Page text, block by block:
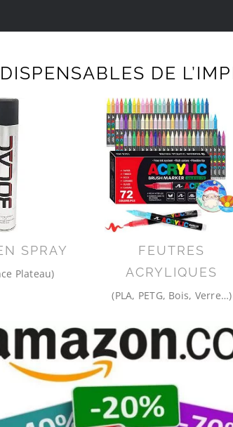
DE
SPRAY
Plateau)
FEUTRES
ACRYLIQUES
(PLA, PETG, Bois, Verre…)